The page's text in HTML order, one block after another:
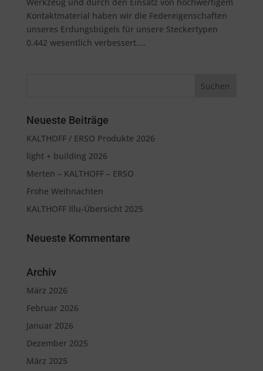
Werkzeug und durch den Einsatz von hochwertigem
Kontaktmaterial haben wir die Federeigenschaften
unseres Erdungsbügels für unsere Steckertypen
0.442 wesentlich verbessert....
Neueste Beiträge
KALTHOFF / ERSO Produkte 2026
light + building 2026
Merten – KALTHOFF – ERSO
Frohe Weihnachten
KALTHOFF Illu-Übersicht 2025
Neueste Kommentare
Archiv
März 2026
Februar 2026
Januar 2026
Dezember 2025
März 2025